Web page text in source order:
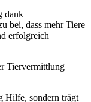
dank
bei, dass mehr Tiere
erfolgreich
Tiervermittlung
Hilfe, sondern trägt